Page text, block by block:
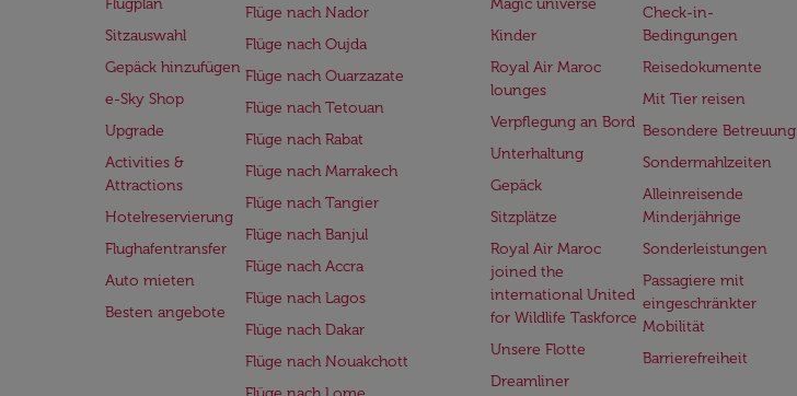
Flugplan
Sitzauswahl
Gepäck hinzufügen
e-Sky Shop
Upgrade
Activities &
Attractions
Hotelreservierung
Flughafentransfer
Auto mieten
Besten angebote
Flüge nach Nador
Flüge nach Oujda
Flüge nach Ouarzazate
Flüge nach Tetouan
Flüge nach Rabat
Flüge nach Marrakech
Flüge nach Tangier
Flüge nach Banjul
Flüge nach Accra
Flüge nach Lagos
Flüge nach Dakar
Flüge nach Nouakchott
Magic universe
Kinder
Royal Air Maroc
lounges
Verpflegung an Bord
Unterhaltung
Gepäck
Sitzplätze
Royal Air Maroc
joined the
international United
for Wildlife Taskforce
Unsere Flotte
Dreamliner
Check-in-
Bedingungen
Reisedokumente
Mit Tier reisen
Besondere Betreuung
Sondermahlzeiten
Alleinreisende
Minderjährige
Sonderleistungen
Passagiere mit
eingeschränkter
Mobilität
Barrierefreiheit